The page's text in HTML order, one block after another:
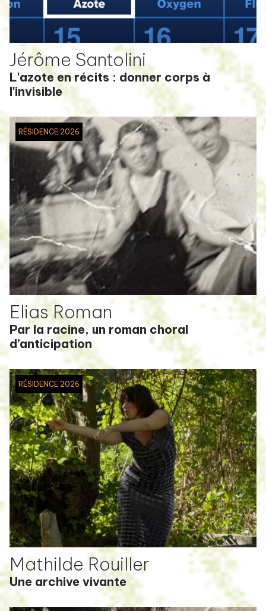
Jérôme Santolini
L'azote en récits : donner corps à
l'invisible
RÉSIDENCE 2026
Elias Roman
Par la racine, un roman choral
d’anticipation
RÉSIDENCE 2026
Mathilde Rouiller
Une archive vivante